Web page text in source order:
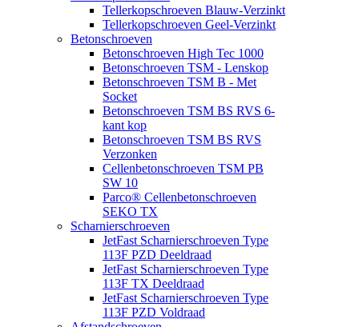
Tellerkopschroeven Blauw-Verzinkt
Tellerkopschroeven Geel-Verzinkt
Betonschroeven
Betonschroeven High Tec 1000
Betonschroeven TSM - Lenskop
Betonschroeven TSM B - Met
Socket
Betonschroeven TSM BS RVS 6-
kant kop
Betonschroeven TSM BS RVS
Verzonken
Cellenbetonschroeven TSM PB
SW 10
Parco® Cellenbetonschroeven
SEKO TX
Scharnierschroeven
JetFast Scharnierschroeven Type
113F PZD Deeldraad
JetFast Scharnierschroeven Type
113F TX Deeldraad
JetFast Scharnierschroeven Type
113F PZD Voldraad